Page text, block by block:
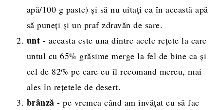
apă/100 g paste) și să nu uitați ca în această apă
să puneți și un praf zdravăn de sare.
unt - aceasta este una dintre acele rețete la care
untul cu 65% grăsime merge la fel de bine ca și
cel de 82% pe care eu îl recomand mereu, mai
ales în rețetele de desert.
brânză- pe vremea când am învățat eu să fac